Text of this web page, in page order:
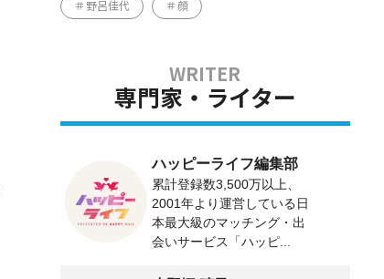
野呂佳代 顔
専門家・ライター
ハッピーライフ編集部
累計登録数3,500万以上、
2001年より運営している日
本最大級のマッチング・出
会いサービス「ハッピ...